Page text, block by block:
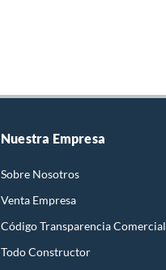
Nuestra Empresa
Sobre Nosotros
Venta Empresa
Código Transparencia Comercial
Todo Constructor